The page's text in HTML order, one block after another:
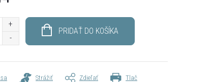
PRIDAŤ DO KOŠÍKA
Tlač
Strážiť Zdieľať